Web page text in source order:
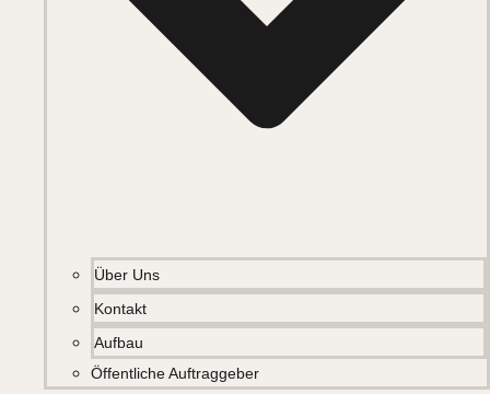
Über Uns
Kontakt
Aufbau
Öffentliche Auftraggeber